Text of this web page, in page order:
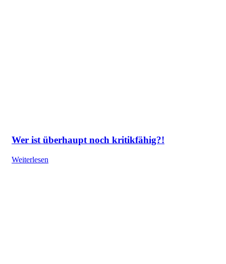
Wer ist überhaupt noch kritikfähig?!
Weiterlesen